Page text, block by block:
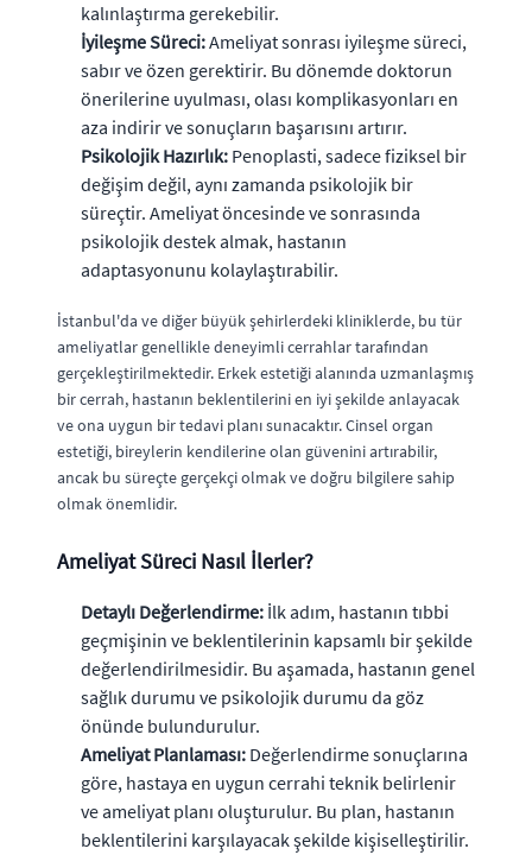
kalınlaştırma gerekebilir.
İyileşme Süreci:Ameliyat sonrası iyileşme süreci,
sabır ve özen gerektirir. Bu dönemde doktorun
önerilerine uyulması, olası komplikasyonları en
aza indirir ve sonuçların başarısını artırır.
Psikolojik Hazırlık: Penoplasti, sadece fiziksel bir
değişim değil, aynı zamanda psikolojik bir
süreçtir. Ameliyat öncesinde ve sonrasında
psikolojik destek almak, hastanın
adaptasyonunu kolaylaştırabilir.
İstanbul'da ve diğer büyük şehirlerdeki kliniklerde, bu tür
ameliyatlar genellikle deneyimli cerrahlar tarafından
gerçekleştirilmektedir. Erkek estetiği alanında uzmanlaşmış
bir cerrah, hastanın beklentilerini en iyi şekilde anlayacak
ve ona uygun bir tedavi planı sunacaktır. Cinsel organ
estetiği, bireylerin kendilerine olan güvenini artırabilir,
ancak bu süreçte gerçekçi olmak ve doğru bilgilere sahip
olmak önemlidir.
Ameliyat Süreci Nasıl İlerler?
Detaylı Değerlendirme: İlk adım, hastanın tıbbi
geçmişinin ve beklentilerinin kapsamlı bir şekilde
değerlendirilmesidir. Bu aşamada, hastanın genel
sağlık durumu ve psikolojik durumu da göz
önünde bulundurulur.
Ameliyat Planlaması: Değerlendirme sonuçlarına
göre, hastaya en uygun cerrahi teknik belirlenir
ve ameliyat planı oluşturulur. Bu plan, hastanın
beklentilerini karşılayacak şekilde kişiselleştirilir.